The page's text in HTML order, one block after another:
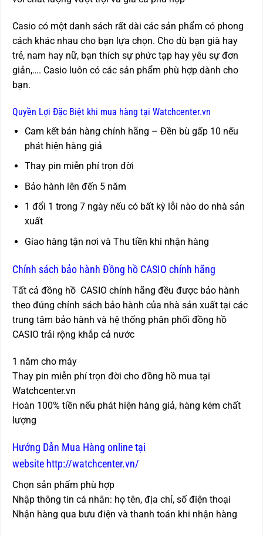
Casio có một danh sách rất dài các sản phẩm có phong
cách khác nhau cho bạn lựa chọn. Cho dù bạn già hay
trẻ, nam hay nữ, bạn thích sự phức tạp hay yêu sự đơn
giản,…. Casio luôn có các sản phẩm phù hợp dành cho
bạn.
Quyền Lợi Đặc Biệt khi mua hàng tại Watchcenter.vn
Cam kết bán hàng chính hãng – Đền bù gấp 10 nếu
phát hiện hàng giả
Thay pin miễn phí trọn đời
Bảo hành lên đến 5 năm
1 đổi 1 trong 7 ngày nếu có bất kỳ lỗi nào do nhà sản
xuất
Giao hàng tận nơi và Thu tiền khi nhận hàng
Chính sách bảo hành Đồng hồ CASIO chính hãng
Tất cả đồng hồ CASIO chính hãng đều được bảo hành
theo đúng chính sách bảo hành của nhà sản xuất tại các
trung tâm bảo hành và hệ thống phân phối đồng hồ
CASIO trải rộng khắp cả nước
1 năm cho máy
Thay pin miễn phí trọn đời cho đồng hồ mua tại
Watchcenter.vn
Hoàn 100% tiền nếu phát hiện hàng giả, hàng kém chất
lượng
Hướng Dẫn Mua Hàng online tại
website http://watchcenter.vn/
Chọn sản phẩm phù hợp
Nhập thông tin cá nhân: họ tên, địa chỉ, số điện thoại
Nhận hàng qua bưu điện và thanh toán khi nhận hàng